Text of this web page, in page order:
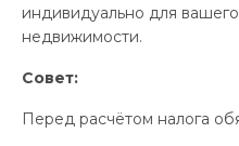
индивидуально для
недвижимости.
Совет:
Перед расчётом налога